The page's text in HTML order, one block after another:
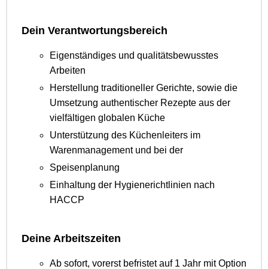
Dein Verantwortungsbereich
Eigenständiges und qualitätsbewusstes
Arbeiten
Herstellung traditioneller Gerichte, sowie die
Umsetzung authentischer Rezepte aus der
vielfältigen globalen Küche
Unterstützung des Küchenleiters im
Warenmanagement und bei der
Speisenplanung
Einhaltung der Hygienerichtlinien nach
HACCP
Deine Arbeitszeiten
Ab sofort, vorerst befristet auf 1 Jahr mit Option